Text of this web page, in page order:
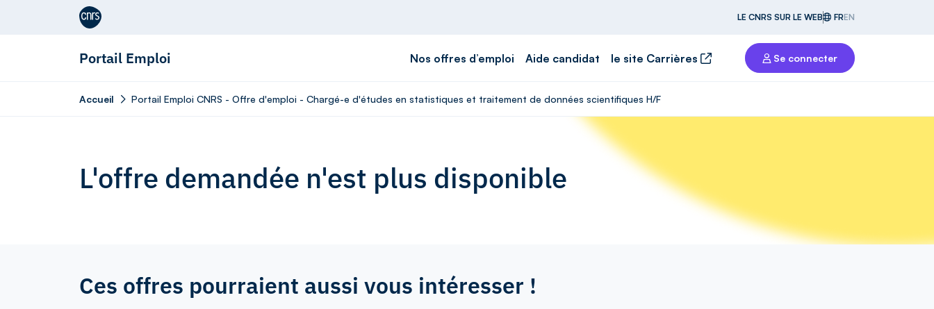
Aller au contenu
LE CNRS SUR LE WEB FREN
Portail Emploi Nos offres d’emploi Aide candidat le site Carrières Se connecter
Accueil Portail Emploi CNRS - Offre d'emploi - Chargé-e d'études en statistiques et traitement de données scientifiques H/F
L'offre demandée n'est plus disponible
Ces offres pourraient aussi vous intéresser !